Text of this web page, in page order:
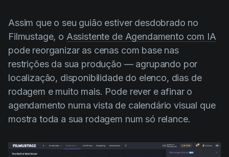
Assim que o seu guião estiver desdobrado no
Filmustage, o Assistente de Agendamento com IA
pode reorganizar as cenas com base nas
restrições da sua produção — agrupando por
localização, disponibilidade do elenco, dias de
rodagem e muito mais. Pode rever e afinar o
agendamento numa vista de calendário visual que
mostra toda a sua rodagem num só relance.